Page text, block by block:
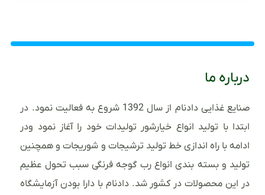
درباره ما
صنایع غذایی دادنام از سال 1392 شروع به فعالیت نمود. در
ابتدا با تولید انواع خیارشور تولیدات خود را آغاز نمود ودر
ادامه با راه اندازی خط تولید ترشیجات و شوریجات و همچنین
تولید و بسته بندی انواع رب گوجه فرنگی سبب تحول عظیم
در این محصولات در کشور شد. دادنام با دارا بودن آزمایشگاه